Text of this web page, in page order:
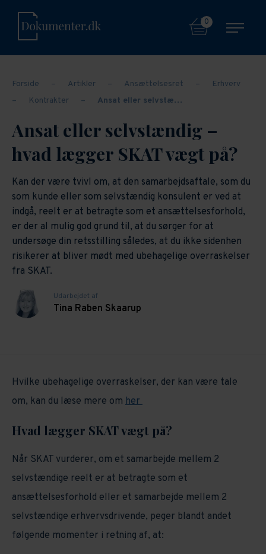
0
Forside – Artikler – Ansættelsesret –
Erhverv
–
Kontrakter – Ansat eller selvstæ…
Ansat eller selvstændig –
hvad lægger SKAT vægt på?
Kan der være tvivl om, at den samarbejdsaftale, som du
som kunde eller som selvstændig konsulent er ved at
indgå, reelt er at betragte som et ansættelsesforhold,
er der al mulig god grund til, at du sørger for at
undersøge din retsstilling således, at du ikke sidenhen
risikerer at bliver mødt med ubehagelige overraskelser
fra SKAT.
Udarbejdet af
Tina Raben Skaarup
Hvilke ubehagelige overraskelser, der kan være tale
om, kan du læse mere om her
Hvad lægger SKAT vægt på?
Når SKAT vurderer, om et samarbejde mellem 2
selvstændige reelt er at betragte som et
ansættelsesforhold eller et samarbejde mellem 2
selvstændige erhvervsdrivende, peger blandt andet
følgende momenter i retning af, at: